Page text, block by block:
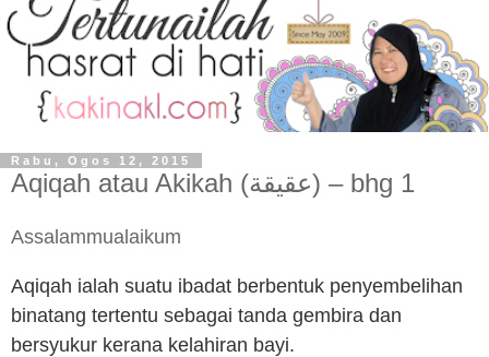
Rabu, Ogos 12, 2015
Aqiqah atau Akikah (عقيقة) – bhg 1
Assalammualaikum
Aqiqah ialah suatu ibadat berbentuk penyembelihan
binatang tertentu sebagai tanda gembira dan
bersyukur kerana kelahiran bayi.